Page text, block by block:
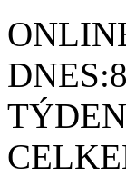
DNES: